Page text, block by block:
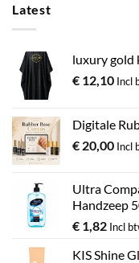
Latest
luxury gold
€ 12,10 Incl
Digitale
€ 20,00 Incl
Ultra
Handzeep
€ 1,82 Incl
KIS Shine